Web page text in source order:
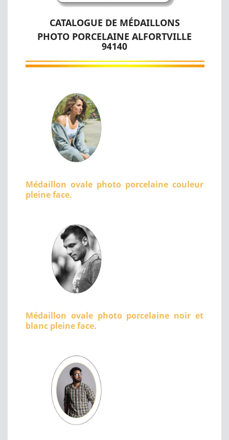
CATALOGUE DE MÉDAILLONS
PHOTO PORCELAINE ALFORTVILLE
94140
Médaillon ovale photo porcelaine couleur
pleine face.
Médaillon ovale photo porcelaine noir et
blanc pleine face.